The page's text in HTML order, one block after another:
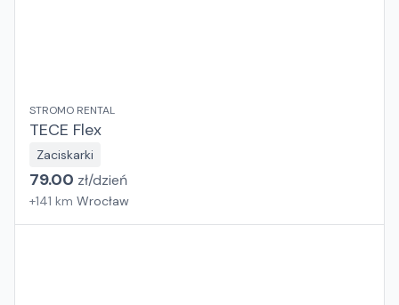
STROMO RENTAL
TECE Flex
Zaciskarki
79.00 zł/dzień
+141 km Wrocław